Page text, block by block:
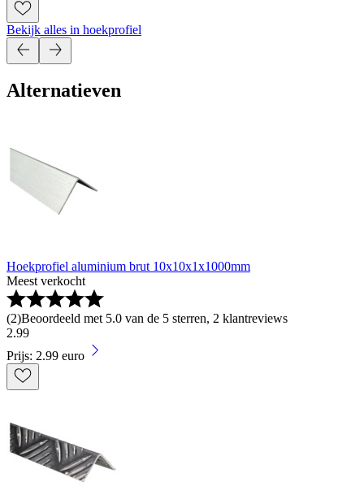
Bekijk alles in hoekprofiel
Alternatieven
Hoekprofiel aluminium brut 10x10x1x1000mm
Meest verkocht
(2)Beoordeeld met 5.0 van de 5 sterren, 2 klantreviews
2.99
Prijs: 2.99 euro